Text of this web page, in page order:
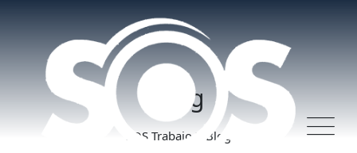
Blog
SOS Trabajo > Blog